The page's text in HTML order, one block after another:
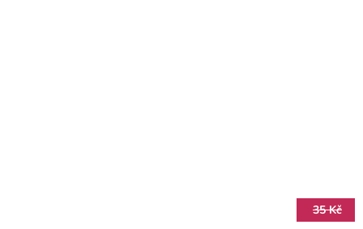
35 Kč